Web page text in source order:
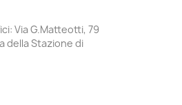
Via G.Matteotti, 79
della Stazione di